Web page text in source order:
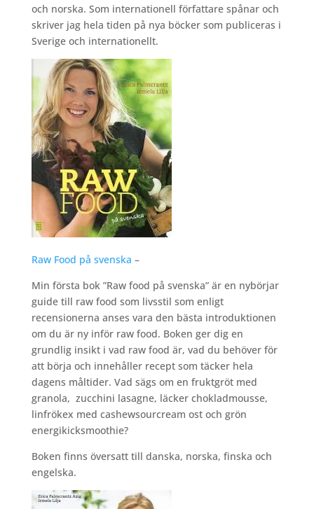
och norska. Som internationell författare spånar och
skriver jag hela tiden på nya böcker som publiceras i
Sverige och internationellt.
Raw Food på svenska –
Min första bok ”Raw food på svenska” är en nybörjar
guide till raw food som livsstil som enligt
recensionerna anses vara den bästa introduktionen
om du är ny inför raw food. Boken ger dig en
grundlig insikt i vad raw food är, vad du behöver för
att börja och innehåller recept som täcker hela
dagens måltider. Vad sägs om en fruktgröt med
granola, zucchini lasagne, läcker chokladmousse,
linfrökex med cashewsourcream ost och grön
energikicksmoothie?
Boken finns översatt till danska, norska, finska och
engelska.